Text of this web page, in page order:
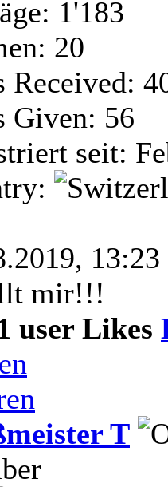
1'183
20
Received:
Given: 56
seit:
13:23
mir!!!
user Likes
T